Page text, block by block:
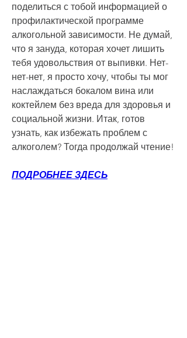
поделиться с тобой информацией о
профилактической программе
алкогольной зависимости. Не думай,
что я зануда, которая хочет лишить
тебя удовольствия от выпивки. Нет-
нет-нет, я просто хочу, чтобы ты мог
наслаждаться бокалом вина или
коктейлем без вреда для здоровья и
социальной жизни. Итак, готов
узнать, как избежать проблем с
алкоголем? Тогда продолжай чтение!
ПОДРОБНЕЕ ЗДЕСЬ